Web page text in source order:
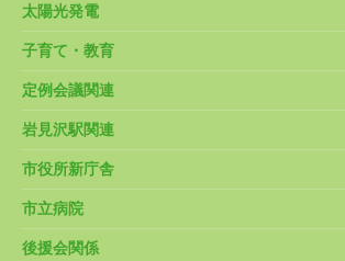
太陽光発電
子育て・教育
定例会議関連
岩見沢駅関連
市役所新庁舎
市立病院
後援会関係